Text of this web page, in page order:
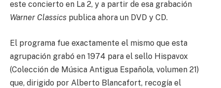
este concierto en La 2, y a partir de esa grabación
Warner Classics publica ahora un DVD y CD.
El programa fue exactamente el mismo que esta
agrupación grabó en 1974 para el sello Hispavox
(Colección de Música Antigua Española, volumen 21)
que, dirigido por Alberto Blancafort, recogía el